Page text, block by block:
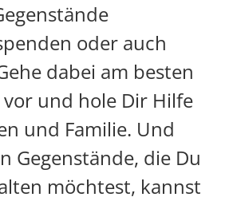
oder auch
dabei am besten
und hole Dir Hilfe
und Familie. Und
Gegenstände, die Du
möchtest, kannst